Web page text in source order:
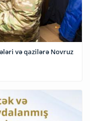
və qazilərə Novruz